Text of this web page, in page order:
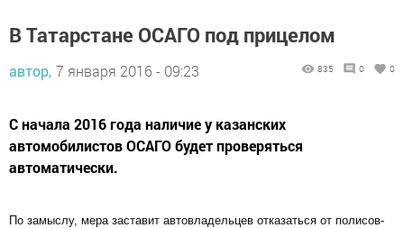
В Татарстане ОСАГО под прицелом
автор, 7 января 2016 - 09:23 835 0 0
С начала 2016 года наличие у казанских
автомобилистов ОСАГО будет проверяться
автоматически.
По замыслу, мера заставит автовладельцев отказаться от полисов-